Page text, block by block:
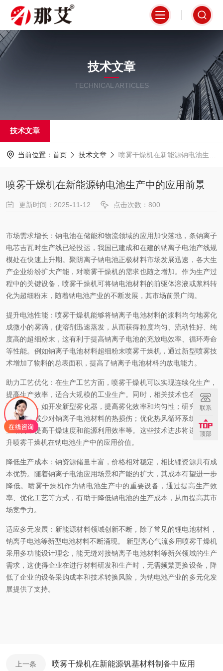
技术文章
TECHNICAL ARTICLES
技术文章
当前位置： 首页 技术文章 喷雾干燥机在新能源钠电池生产中的应用前景
喷雾干燥机在新能源钠电池生产中的应用前景
更新时间：2025-11-12 点击次数：800
市场需求增长：钠电池在储能和物流领域的应用加快落地，条钠离子
电芯吉瓦时生产线已经投运，我国已建成和在建的钠离子电池产线规
模处在快速上升期。聚阴离子钠电池正极材料市场发展迅速，各大生
产企业纷纷扩大产能，对喷雾干燥机的需求也随之增加。作为生产过
程中的关键设备，喷雾干燥机可将钠电池材料的前驱体溶液或浆料转
化为超细粉末，随着钠电池产业的不断发展，其市场前景广阔。
提升电池性能：喷雾干燥机能够将钠离子电池材料的浆料均匀地雾化
成微小的雾滴，使溶剂迅速蒸发，从而获得粒度均匀、流动性好、纯
度高的超细粉末，这有利于提高钠离子电池的充放电效率、循环寿命
等性能。例如钠离子电池材料超细粉末喷雾干燥机，通过新型喷雾技
术增加了物料的总表面积，提高了钠离子电池材料的放电能力。
助力工艺优化：在生产工艺方面，喷雾干燥机可以实现连续化生产，
提高生产效率，适合大规模的工业生产。同时，相关技术也在不断改
进和优化，如开发新型雾化器，提高雾化效率和均匀性；研究低温干
燥工艺，减少对钠离子电池材料的热损伤；优化热风循环系统和干燥
室结构，提高干燥速度和能源利用效率等。这些技术进步将进一步提
升喷雾干燥机在钠电池生产中的应用价值。
降低生产成本：钠资源储量丰富，价格相对稳定，相比锂资源具有成
本优势。随着钠离子电池应用场景和产能的扩大，其成本有望进一步
降低。喷雾干燥机作为钠电池生产中的重要设备，通过提高生产效
率、优化工艺等方式，有助于降低钠电池的生产成本，从而提高其市
场竞争力。
适应多元发展：新能源材料领域创新不断，除了常见的锂电池材料，
钠离子电池等新型电池材料不断涌现。 新型离心气流多用喷雾干燥机
采用多功能设计理念，能无缝对接钠离子电池材料等新兴领域的生产
需求，这使得企业在进行材料研发和生产时，无需频繁更换设备，降
低了企业的设备采购成本和技术转换风险，为钠电池产业的多元化发
展提供了支持。
上一条 喷雾干燥机在新能源钒基材料制备中应用
联系
顶部